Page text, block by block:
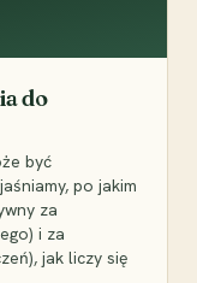
do
być
po jakim
za
i za
jak liczy się